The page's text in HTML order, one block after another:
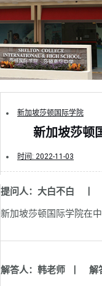
新加坡莎顿国际学院
新加坡莎顿
时间: 2022-11-03
提问人：大白不白 丨
新加坡莎顿国际学院在中
解答人：韩老师 丨 解